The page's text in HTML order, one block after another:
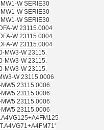
W SERIE30
W SERIE30
W SERIE30
W 23115.0004
W 23115.0004
W 23115.0004
MW3-W 23115.
MW3-W 23115.
MW3-W 23115.
W 23115.0006
23115.0006
23115.0006
23115.0006
23115.0006